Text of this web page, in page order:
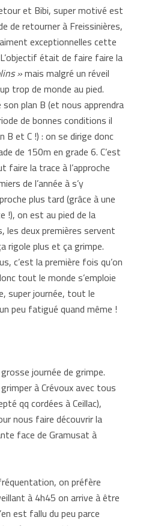
et Bibi, super motivé est
de retourner à Freissinières,
exceptionnelles cette
était de faire faire la
»mais malgré un réveil
trop de monde au pied.
plan B (et nous apprendra
de bonnes conditions il
et C !) : on se dirige donc
de 150m en grade 6. C’est
faire la trace à l’approche
de l’année à s’y
plus tard (grâce à une
!), on est au pied de la
les deux premières servent
rigole plus et ça grimpe.
c’est la première fois qu’on
tout le monde s’emploie
super journée, tout le
peu fatigué quand même !
journée de grimpe.
à Crévoux avec tous
qq cordées à Ceillac),
nous faire découvrir la
face de Gramusat à
on préfère
à 4h45 on arrive à être
est fallu du peu parce